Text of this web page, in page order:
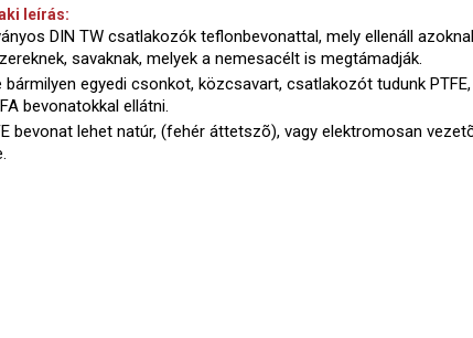
leírás:
DIN TW csatlakozók teflonbevonattal, mely ellenáll
savaknak, melyek a nemesacélt is megtámadják.
bármilyen egyedi csonkot, közcsavart, csatlakozót tudunk PTFE,
bevonatokkal ellátni.
bevonat lehet natúr, (fehér áttetszõ), vagy elektromosan